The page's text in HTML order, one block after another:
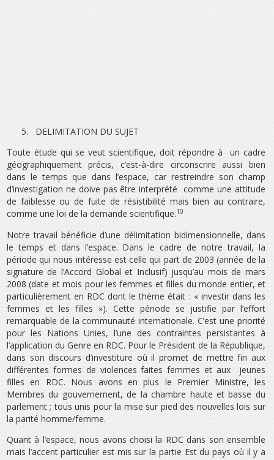
5.
DELIMITATION DU SUJET
Toute étude qui se veut scientifique, doit répondre à un cadre
géographiquement précis, c’est-à-dire circonscrire aussi bien
dans le temps que dans l’espace, car restreindre son champ
d’investigation ne doive pas être interprété comme une attitude
de faiblesse ou de fuite de résistibilité mais bien au contraire,
comme une loi de la demande scientifique.10
Notre travail bénéficie d’une délimitation bidimensionnelle, dans
le temps et dans l’espace. Dans le cadre de notre travail, la
période qui nous intéresse est celle qui part de 2003 (année de la
signature de l’Accord Global et Inclusif) jusqu’au mois de mars
2008 (date et mois pour les femmes et filles du monde entier, et
particulièrement en RDC dont le thème était : « investir dans les
femmes et les filles »). Cette période se justifie par l’effort
remarquable de la communauté internationale. C’est une priorité
pour les Nations Unies, l’une des contraintes persistantes à
l’application du Genre en RDC. Pour le Président de la République,
dans son discours d’investiture où il promet de mettre fin aux
différentes formes de violences faites femmes et aux jeunes
filles en RDC. Nous avons en plus le Premier Ministre, les
Membres du gouvernement, de la chambre haute et basse du
parlement ; tous unis pour la mise sur pied des nouvelles lois sur
la parité homme/femme.
Quant à l’espace, nous avons choisi la RDC dans son ensemble
mais l’accent particulier est mis sur la partie Est du pays où il y a